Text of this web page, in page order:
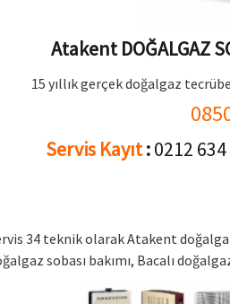
Atakent DOĞALGAZ
15 yıllık gerçek doğalgaz
Servis Kayıt:0212
34 teknik olarak Atakent
sobası bakımı, Bacalı